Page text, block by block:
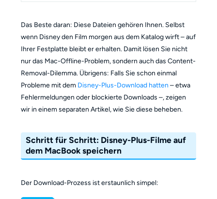
Das Beste daran: Diese Dateien gehören Ihnen. Selbst
wenn Disney den Film morgen aus dem Katalog wirft – auf
Ihrer Festplatte bleibt er erhalten. Damit lösen Sie nicht
nur das Mac-Offline-Problem, sondern auch das Content-
Removal-Dilemma. Übrigens: Falls Sie schon einmal
Probleme mit dem Disney-Plus-Download hatten – etwa
Fehlermeldungen oder blockierte Downloads –, zeigen
wir in einem separaten Artikel, wie Sie diese beheben.
Schritt für Schritt: Disney-Plus-Filme auf
dem MacBook speichern
Der Download-Prozess ist erstaunlich simpel: